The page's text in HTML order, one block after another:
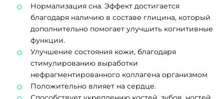
Нормализация сна. Эффект достигается
благодаря наличию в составе глицина, который
дополнительно помогает улучшить когнитивные
функции.
Улучшение состояния кожи, благодаря
стимулированию выработки
нефрагментированного коллагена организмом
Положительно влияет на сердце.